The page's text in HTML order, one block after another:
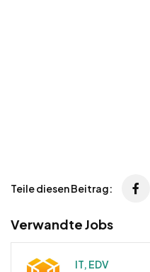
Teile diesen Beitrag:
Verwandte Jobs
IT, EDV